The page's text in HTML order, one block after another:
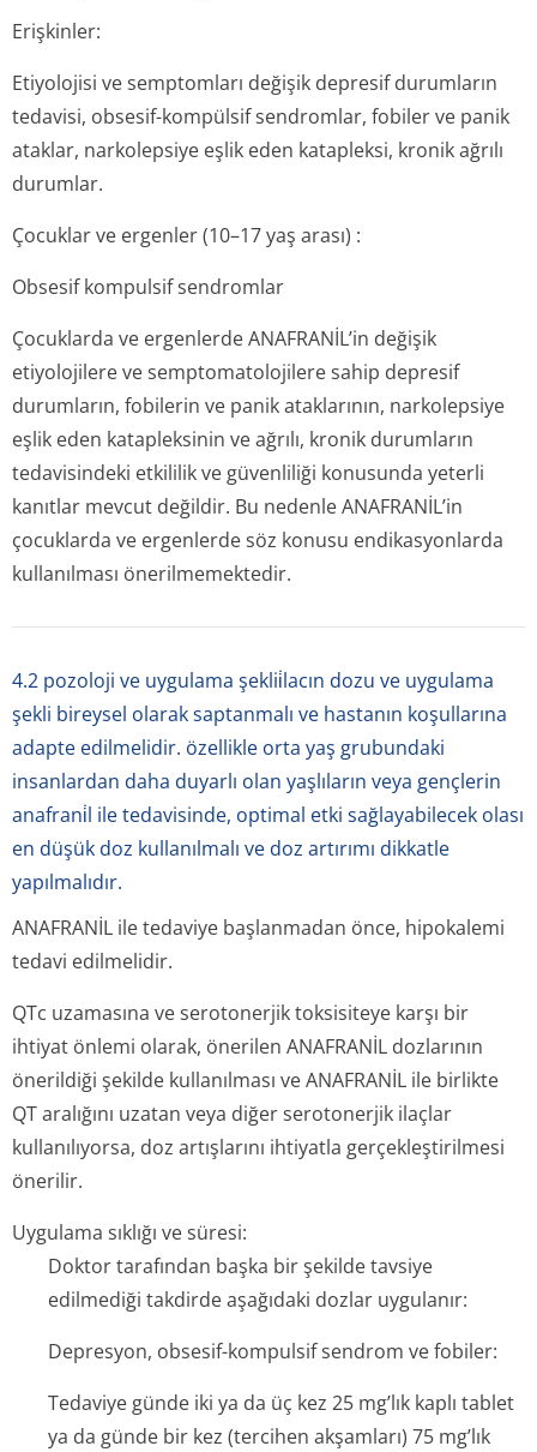
Erişkinler:
Etiyolojisi ve semptomları değişik depresif durumların
tedavisi, obsesif-kompülsif sendromlar, fobiler ve panik
ataklar, narkolepsiye eşlik eden katapleksi, kronik ağrılı
durumlar.
Çocuklar ve ergenler (10–17 yaş arası) :
Obsesif kompulsif sendromlar
Çocuklarda ve ergenlerde ANAFRANİL’in değişik
etiyolojilere ve semptomatolojilere sahip depresif
durumların, fobilerin ve panik ataklarının, narkolepsiye
eşlik eden katapleksinin ve ağrılı, kronik durumların
tedavisindeki etkililik ve güvenliliği konusunda yeterli
kanıtlar mevcut değildir. Bu nedenle ANAFRANİL’in
çocuklarda ve ergenlerde söz konusu endikasyonlarda
kullanılması önerilmemektedir.
4.2 pozoloji ve uygulama şeklii̇lacın dozu ve uygulama
şekli bireysel olarak saptanmalı ve hastanın koşullarına
adapte edilmelidir. özellikle orta yaş grubundaki
insanlardan daha duyarlı olan yaşlıların veya gençlerin
anafrani̇l ile tedavisinde, optimal etki sağlayabilecek olası
en düşük doz kullanılmalı ve doz artırımı dikkatle
yapılmalıdır.
ANAFRANİL ile tedaviye başlanmadan önce, hipokalemi
tedavi edilmelidir.
QTc uzamasına ve serotonerjik toksisiteye karşı bir
ihtiyat önlemi olarak, önerilen ANAFRANİL dozlarının
önerildiği şekilde kullanılması ve ANAFRANİL ile birlikte
QT aralığını uzatan veya diğer serotonerjik ilaçlar
kullanılıyorsa, doz artışlarını ihtiyatla gerçekleştirilmesi
önerilir.
Uygulama sıklığı ve süresi:
Doktor tarafından başka bir şekilde tavsiye
edilmediği takdirde aşağıdaki dozlar uygulanır:
Depresyon, obsesif-kompulsif sendrom ve fobiler:
Tedaviye günde iki ya da üç kez 25 mg’lık kaplı tablet
ya da günde bir kez (tercihen akşamları) 75 mg’lık